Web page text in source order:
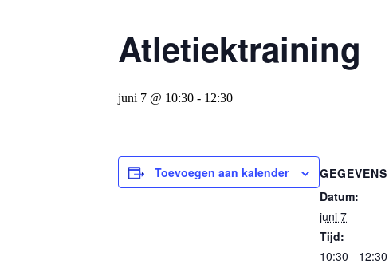
Atletiektraining
juni 7 @ 10:30 - 12:30
Toevoegen aan kalender
GEGEVENS
Datum:
juni 7
Tijd:
10:30 - 12:30